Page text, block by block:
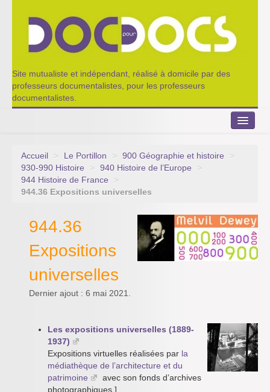
Site mutualiste et indépendant, réalisé à domicile par des
professeurs documentalistes, pour les professeurs
documentalistes.
Le Portillon
Agenda 2022-2023
Qui sommes-nous ?
Accueil > Le Portillon > 900 Géographie et histoire
>
930-990 Histoire
> 940 Histoire de l’Europe
>
944 Histoire de France
>
944.36 Expositions universelles
944.36
Expositions
universelles
Dernier ajout : 6 mai 2021.
Les expositions universelles (1889-
1937)
Expositions virtuelles réalisées par la
médiathèque de l’architecture et du
patrimoine
avec son fonds d’archives
photographiques.]